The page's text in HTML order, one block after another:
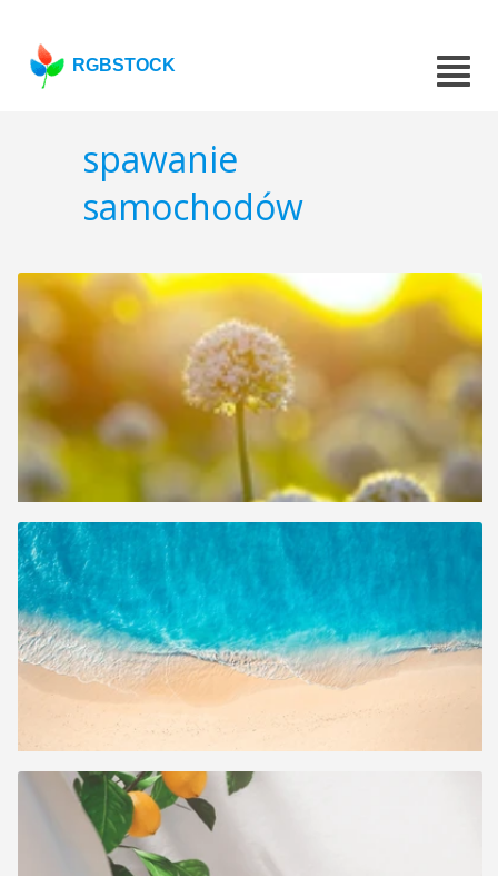
RGBSTOCK
spawanie
samochodów